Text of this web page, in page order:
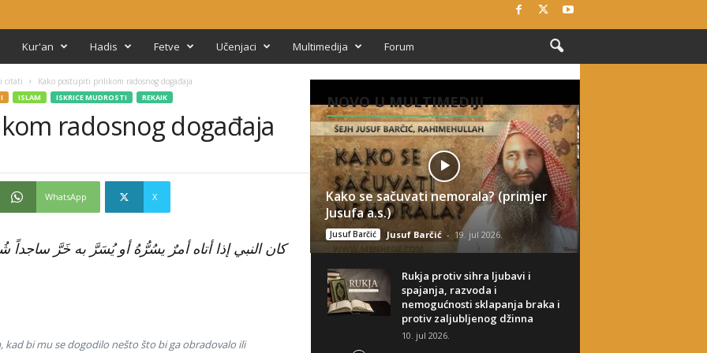
Kur'an Hadis Fetve Učenjaci Multimedija Forum
citati Kako postupiti prilikom radosnog događaja
ISLAM ISKRICE MUDROSTI REKAIK
radosnog događaja
WhatsApp X
كان النبي إذا أتاه أمرٌ يسُرُّهُ أو يُسَرَّ به خَرَّ ساجداً
kad bi mu se dogodilo nešto što bi ga obradovalo ili
NOVO U MULTIMEDIJI
Kako se sačuvati nemorala? (primjer
Jusufa a.s.)
Jusuf Barčić Jusuf Barčić - 19. jul 2026.
Rukja protiv sihra ljubavi i
spajanja, razvoda i
nemogućnosti sklapanja braka i
protiv zaljubljenog džinna
10. jul 2026.